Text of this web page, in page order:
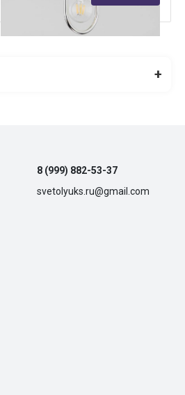
+
8 (999) 882-53-37
svetolyuks.ru@gmail.com